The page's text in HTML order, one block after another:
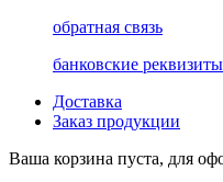
обратная связь
банковские реквизиты
Доставка
Заказ продукции
Ваша корзина пуста, для